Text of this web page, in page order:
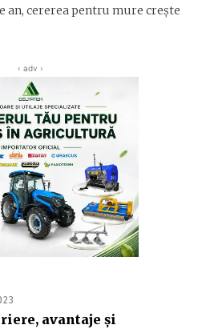
an, cererea pentru mure crește
‹ adv ›
avantaje și